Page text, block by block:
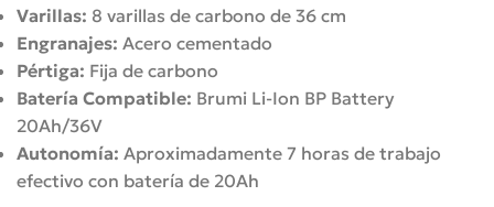
Varillas: 8 varillas de carbono de 36 cm
Engranajes: Acero cementado
Pértiga: Fija de carbono
Batería Compatible: Brumi Li-Ion BP Battery
20Ah/36V
Autonomía: Aproximadamente 7 horas de trabajo
efectivo con batería de 20Ah